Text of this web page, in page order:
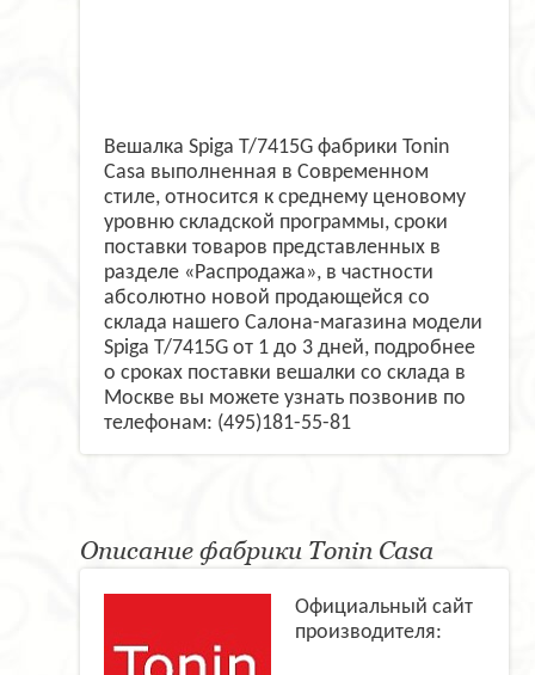
Вешалка Spiga T/7415G фабрики Tonin
Casa выполненная в Современном
стиле, относится к среднему ценовому
уровню складской программы, сроки
поставки товаров представленных в
разделе «Распродажа», в частности
абсолютно новой продающейся со
склада нашего Салона-магазина модели
Spiga T/7415G от 1 до 3 дней, подробнее
о сроках поставки вешалки со склада в
Москве вы можете узнать позвонив по
телефонам: (495)181-55-81
Описание фабрики Tonin Casa
Официальный сайт
производителя: